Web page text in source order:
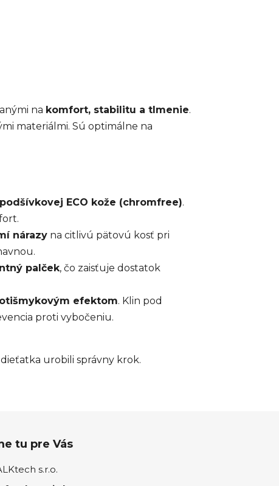
na komfort, stabilitu a tlmenie.
materiálmi. Sú optimálne na
ECO kože (chromfree).
nárazy na citlivú pätovú kosť pri
palček, čo zaisťuje dostatok
efektom. Klin pod
proti vybočeniu.
urobili správny krok.
tu pre Vás
s.r.o.